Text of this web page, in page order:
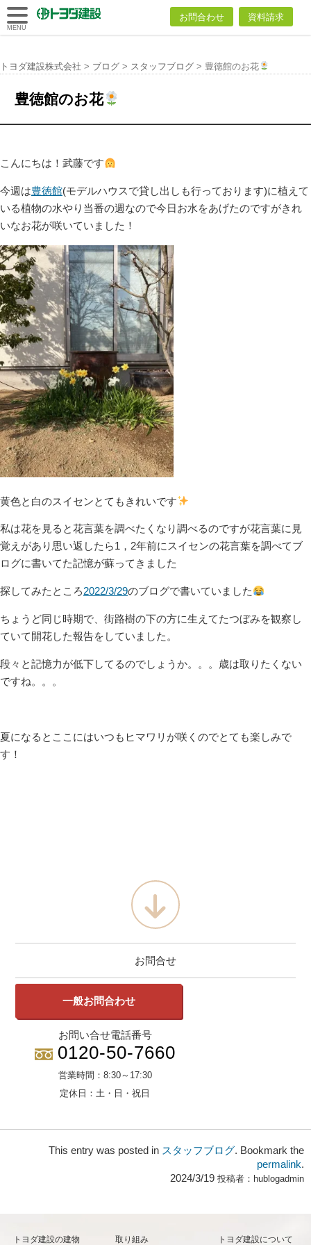
トヨダ建設
お問合わせ 資料請求
MENU
トヨダ建設株式会社 > ブログ > スタッフブログ > 豊徳館のお花
豊徳館のお花
こんにちは！武藤です
今週は豊徳館(モデルハウスで貸し出しも行っております)に植えて
いる植物の水やり当番の週なので今日お水をあげたのですがきれ
いなお花が咲いていました！
黄色と白のスイセンとてもきれいです
私は花を見ると花言葉を調べたくなり調べるのですが花言葉に見
覚えがあり思い返したら1，2年前にスイセンの花言葉を調べてブ
ログに書いてた記憶が蘇ってきました
探してみたところ2022/3/29のブログで書いていました
ちょうど同じ時期で、街路樹の下の方に生えてたつぼみを観察し
ていて開花した報告をしていました。
段々と記憶力が低下してるのでしょうか。。。歳は取りたくない
ですね。。。
夏になるとここにはいつもヒマワリが咲くのでとても楽しみで
す！
お問合せ
一般お問合わせ
お問い合せ電話番号
0120-50-7660
営業時間： 8:30～17:30
定休日：土・日・祝日
This entry was posted in スタッフブログ. Bookmark the
permalink.
2024/3/19 投稿者： hublogadmin
トヨダ建設の建物 取り組み トヨダ建設について